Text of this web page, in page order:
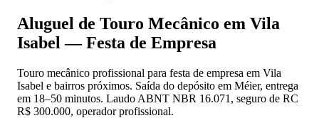
Aluguel de Touro Mecânico em Vila
Isabel — Festa de Empresa
Touro mecânico profissional para festa de empresa em Vila
Isabel e bairros próximos. Saída do depósito em Méier, entrega
em 18–50 minutos. Laudo ABNT NBR 16.071, seguro de RC
R$ 300.000, operador profissional.